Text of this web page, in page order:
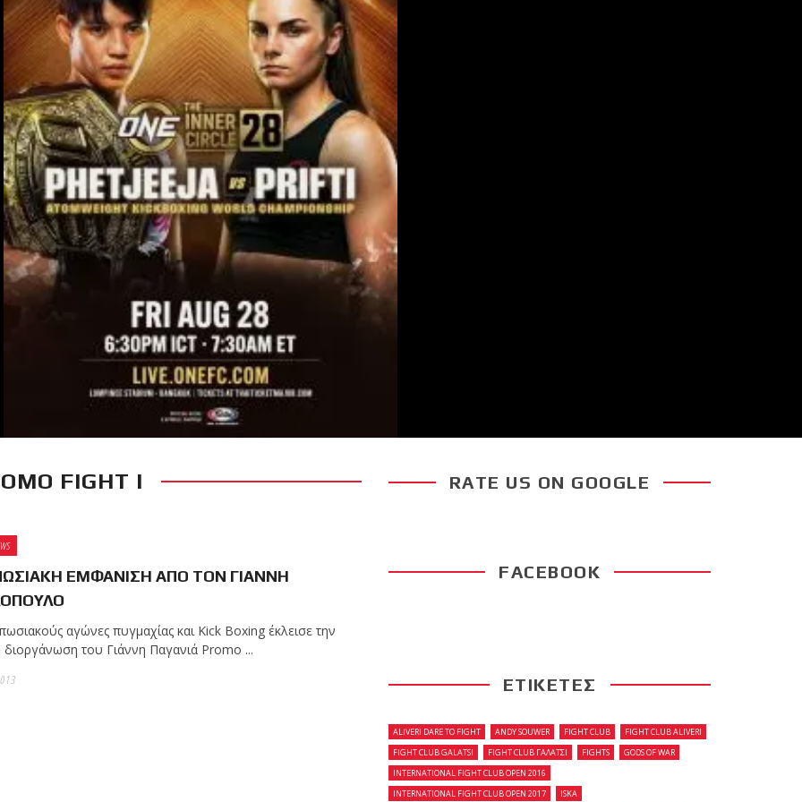
RECENT POSTS
της απέναντι
World
την υποστήριξη
FIGHT I
ΕΜΦΑΝΙΣΗ ΑΠΟ ΤΟΝ ΓΙΑΝΝΗ
αγώνες πυγμαχίας και Kick Boxing έκλεισε την
διοργάνωση του Γιάννη Παγανιά Promo ...
RATE US ON GOOGLE
FACEBOOK
ΕΤΙΚΕΤΕΣ
ALIVERI DARE TO FIGHT ANDY SOUWER FIGHT CLUB
FIGHT CLUB ALIVERI
FIGHT CLUB GALATSI
FIGHT CLUB ΓΑΛΑΤΣΙ FIGHTS
GODS OF WAR
INTERNATIONAL FIGHT CLUB OPEN 2016
INTERNATIONAL FIGHT CLUB OPEN 2017
ISKA